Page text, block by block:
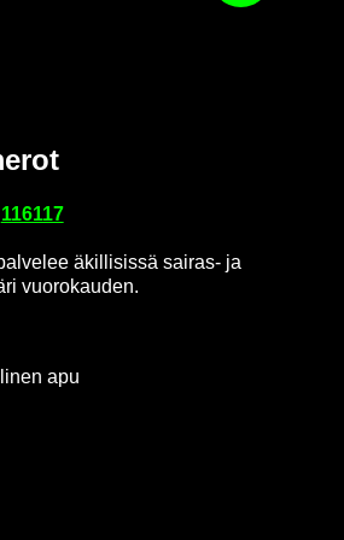
116117
äkil­li­sis­sä sairas-​ ja
vuo­ro­kau­den.
apu